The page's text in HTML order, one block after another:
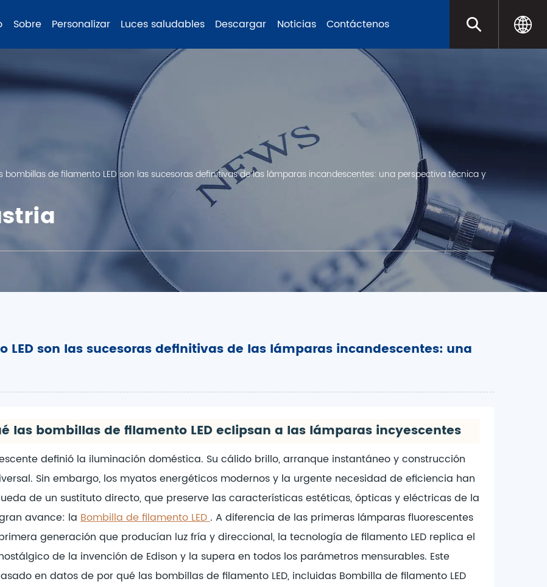
Sobre Personalizar Luces saludables Descargar Noticias Contáctenos
bombillas de filamento LED son las sucesoras definitivas de las lámparas incandescentes: una perspectiva técnica y
son las sucesoras definitivas de las lámparas incandescentes: una
las bombillas de filamento LED eclipsan a las lámparas incyescentes
definió la iluminación doméstica. Su cálido brillo, arranque instantáneo y construcción
Sin embargo, los myatos energéticos modernos y la urgente necesidad de eficiencia han
de un sustituto directo, que preserve las características estéticas, ópticas y eléctricas de la
avance: la Bombilla de filamento LED. A diferencia de las primeras lámparas fluorescentes
generación que producían luz fría y direccional, la tecnología de filamento LED replica el
de la invención de Edison y la supera en todos los parámetros mensurables. Este
en datos de por qué las bombillas de filamento LED, incluidas Bombilla de filamento LED